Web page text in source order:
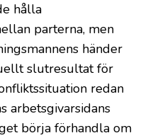
hålla
parterna, men
händer
slutresultat för
redan
arbetsgivarsidans
börja förhandla om